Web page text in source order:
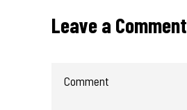
Leave a Comment